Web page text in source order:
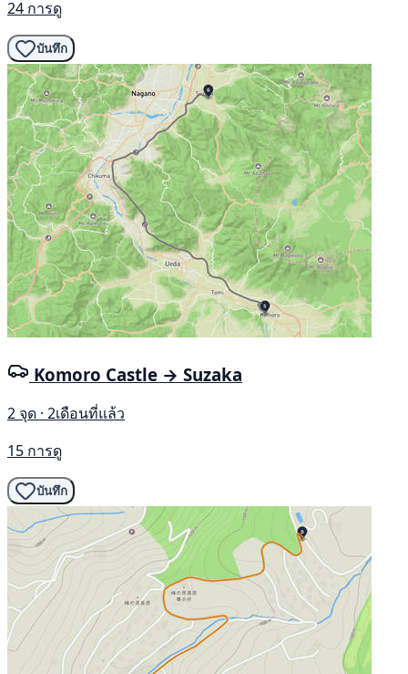
24 การดู
บันทึก
Komoro Castle → Suzaka
2 จุด · 2เดือนที่แล้ว
15 การดู
บันทึก